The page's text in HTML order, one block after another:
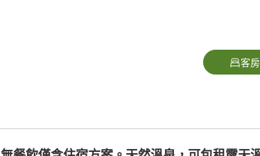
客房